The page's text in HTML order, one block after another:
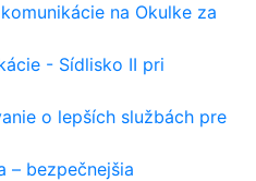
na Okulke za
- Sídlisko II pri
o lepších službách pre
– bezpečnejšia